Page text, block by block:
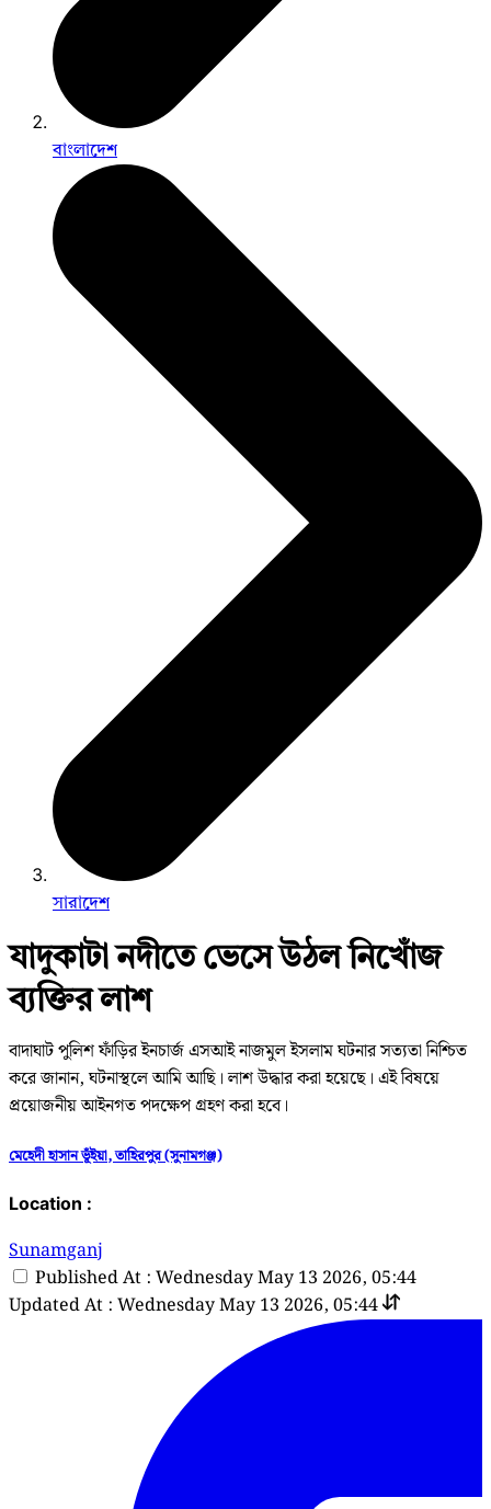
বাংলাদেশ
সারাদেশ
যাদুকাটা নদীতে ভেসে উঠল নিখোঁজ
ব্যক্তির লাশ
বাদাঘাট পুলিশ ফাঁড়ির ইনচার্জ এসআই নাজমুল ইসলাম ঘটনার সত্যতা নিশ্চিত
করে জানান, ঘটনাস্থলে আমি আছি। লাশ উদ্ধার করা হয়েছে। এই বিষয়ে
প্রয়োজনীয় আইনগত পদক্ষেপ গ্রহণ করা হবে।
মেহেদী হাসান ভূঁইয়া, তাহিরপুর (সুনামগঞ্জ)
Location :
Sunamganj
Published At : Wednesday May 13 2026, 05:44
Updated At : Wednesday May 13 2026, 05:44